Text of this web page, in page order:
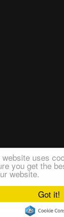
Got it!
website uses
you get the
website.